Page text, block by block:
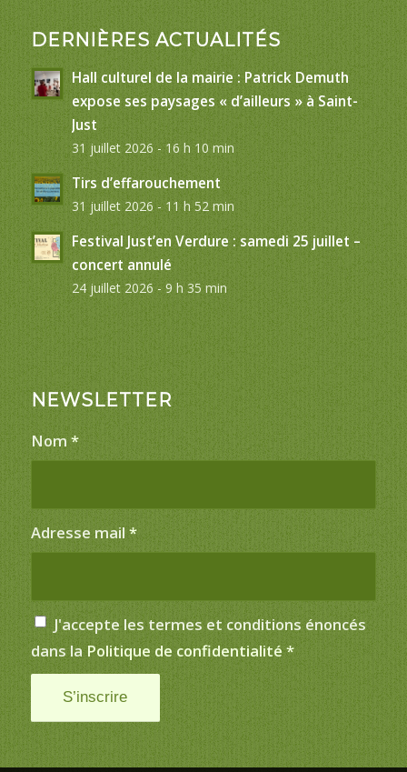
DERNIÈRES ACTUALITÉS
Hall culturel de la mairie : Patrick Demuth
expose ses paysages « d’ailleurs » à Saint-
Just
31 juillet 2026 - 16 h 10 min
Tirs d’effarouchement
31 juillet 2026 - 11 h 52 min
Festival Just’en Verdure : samedi 25 juillet –
concert annulé
24 juillet 2026 - 9 h 35 min
NEWSLETTER
Nom *
Adresse mail *
J'accepte les termes et conditions énoncés
dans la Politique de confidentialité *